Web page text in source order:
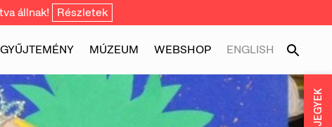
állnak! Részletek
GYŰJTEMÉNY MÚZEUM WEBSHOP ENGLISH
JEGYEK